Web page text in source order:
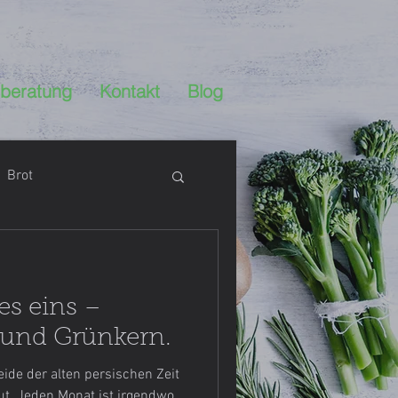
Kontakt Blog
Brot
glutenfrei
Gemüse
eins –
Grünkern.
der alten persischen Zeit